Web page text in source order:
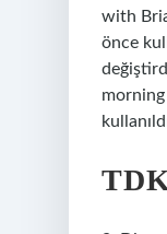
with
önce